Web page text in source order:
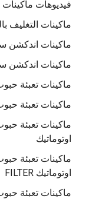
فيديوهات ماكينات
ماكينات التغليف
ماكينات اندكشن
ماكينات اندكشن
ماكينات تعبئة
ماكينات تعبئة
ماكينات تعبئة
اوتوماتيك
ماكينات تعبئة
اوتوماتيك FILTER
ماكينات تعبئة